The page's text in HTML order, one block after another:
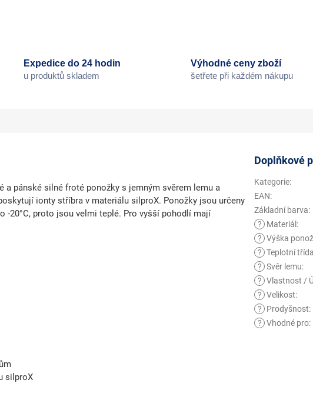
Expedice do 24 hodin
u produktů skladem
Výhodné ceny zboží
šetřete při každém nákupu
a pánské silné froté ponožky s jemným svěrem lemu a
ionty stříbra v materiálu silproX. Ponožky jsou určeny
-20°C, proto jsou velmi teplé. Pro vyšší pohodlí mají
silproX
Doplňkové
Kategorie:
EAN:
Základní barva:
?
Materiál :
? Výška
? Teplotní třída
? Svěr lemu:
? Vlastnost /
? Velikost:
?
Prodyšnost:
? Vhodné pro: